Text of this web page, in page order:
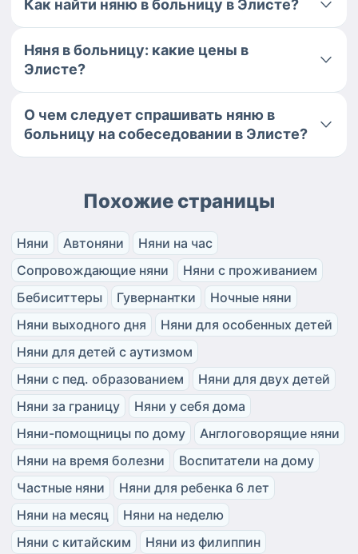
Как найти няню в больницу в Элисте?
Няня в больницу: какие цены в
Элисте?
О чем следует спрашивать няню в
больницу на собеседовании в Элисте?
Похожие страницы
Няни Автоняни
Няни на час
Сопровождающие няни
Няни с проживанием
Бебиситтеры
Гувернантки
Ночные няни
Няни выходного дня
Няни для особенных детей
Няни для детей с аутизмом
Няни с пед. образованием
Няни для двух детей
Няни за границу
Няни у себя дома
Няни-помощницы по дому
Англоговорящие няни
Няни на время болезни
Воспитатели на дому
Частные няни
Няни для ребенка 6 лет
Няни на месяц
Няни на неделю
Няни с китайским
Няни из филиппин